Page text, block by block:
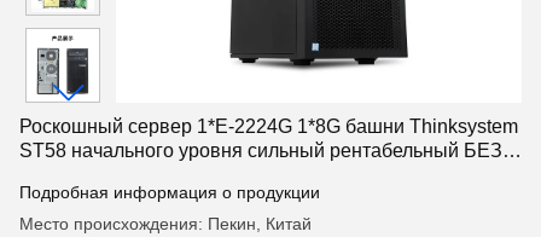
Роскошный сервер 1*E-2224G 1*8G башни Thinksystem
ST58 начального уровня сильный рентабельный БЕЗ
Подробная информация о продукции
Место происхождения: Пекин, Китай